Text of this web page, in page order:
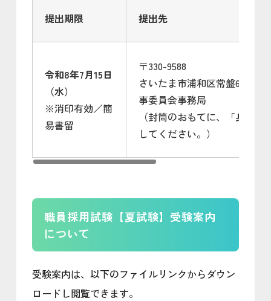
提出期限 提出先
令和8年7月15日
（水）
※消印有効／簡
易書留
〒330-9588
さいたま市浦和区常盤6丁目4
事委員会事務局
（封筒のおもてに、「身体検
してください。）
職員採用試験【夏試験】受験案内
について
受験案内は、以下のファイルリンクからダウン
ロードし閲覧できます。